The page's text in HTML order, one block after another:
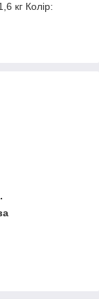
кг Колір: